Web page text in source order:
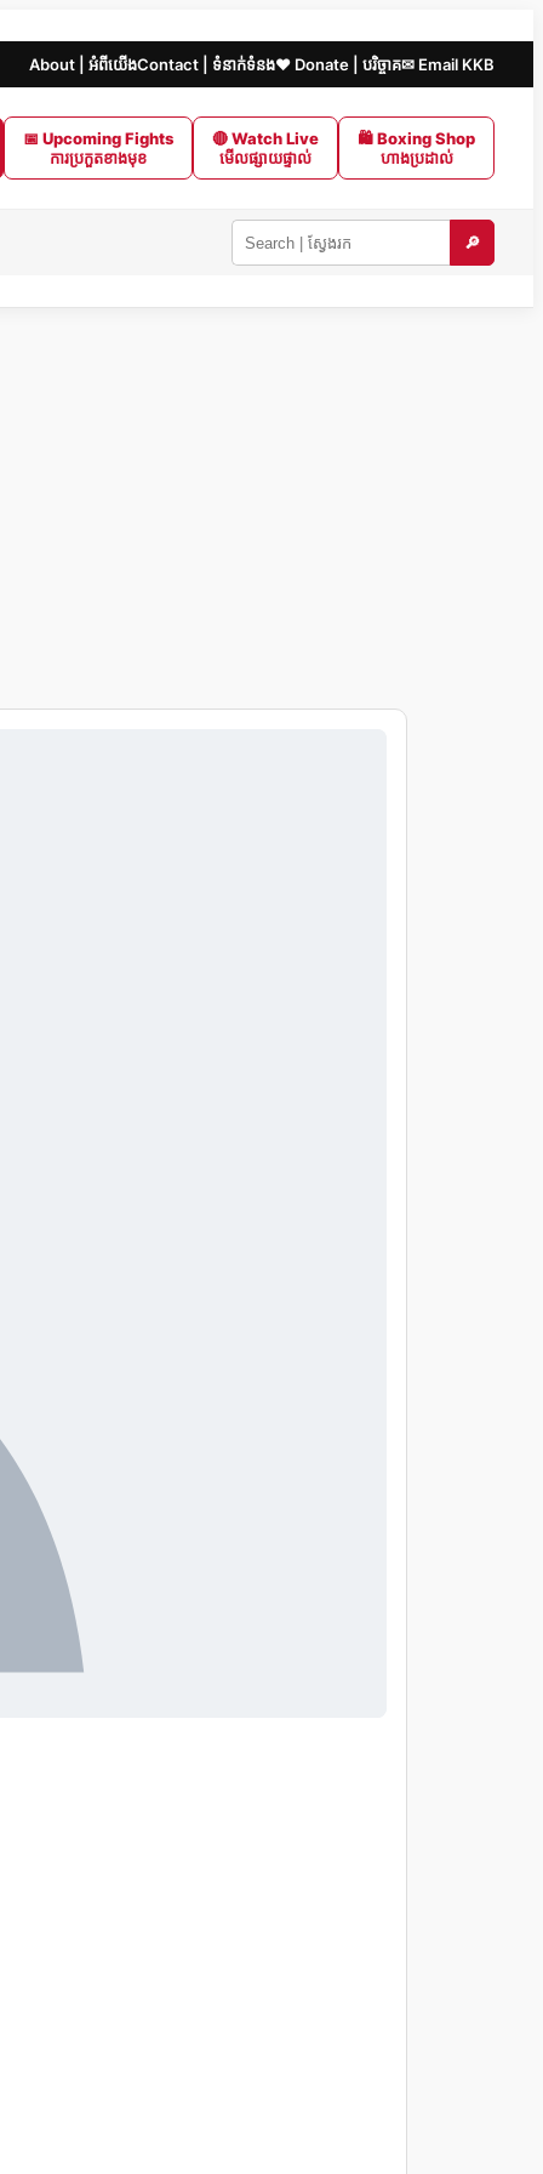
About | អំពីយើងContact | ទំនាក់ទំនង❤️ Donate | បរិច្ចាគ✉ Email KKB
📅 Upcoming Fights
ការប្រកួតខាងមុខ
🔴 Watch Live
មើលផ្សាយផ្ទាល់
🛍 Boxing Shop
ហាងប្រដាល់
Search
🔎